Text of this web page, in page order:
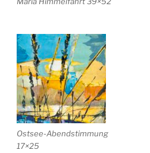
Ostsee-Abendstimmung
17×25